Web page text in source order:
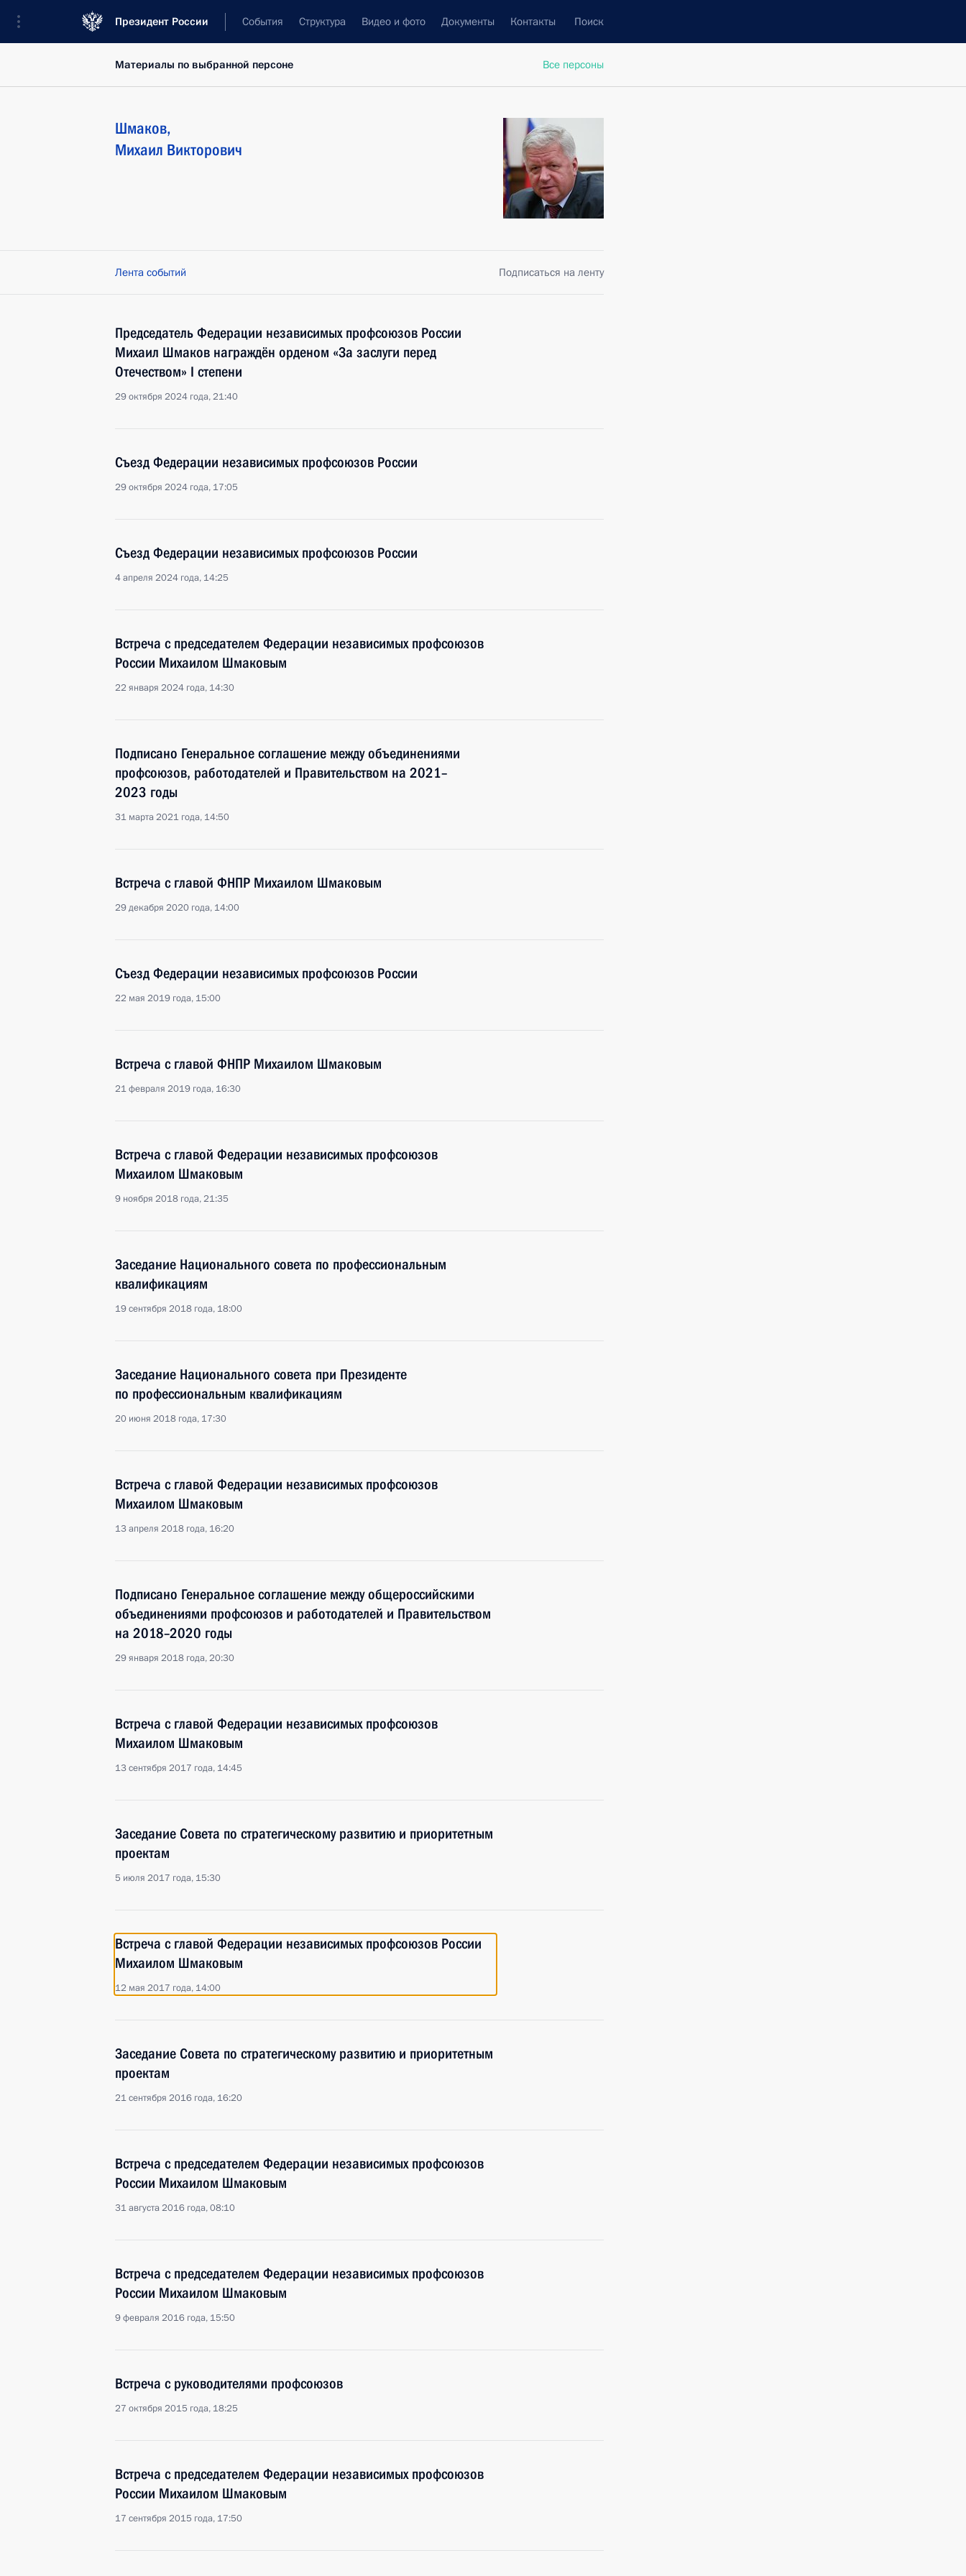
Президент России События Структура Видео и фото Документы Контакты Поиск
Все персоны
Материалы по выбранной персоне
Шмаков,
Михаил Викторович
Лента событий Подписаться на ленту
Председатель Федерации независимых профсоюзов России
Михаил Шмаков награждён орденом «За заслуги перед
Отечеством» I степени
29 октября 2024 года, 21:40
Съезд Федерации независимых профсоюзов России
29 октября 2024 года, 17:05
Съезд Федерации независимых профсоюзов России
4 апреля 2024 года, 14:25
Встреча с председателем Федерации независимых профсоюзов
России Михаилом Шмаковым
22 января 2024 года, 14:30
Подписано Генеральное соглашение между объединениями
профсоюзов, работодателей и Правительством на 2021–
2023 годы
31 марта 2021 года, 14:50
Встреча с главой ФНПР Михаилом Шмаковым
29 декабря 2020 года, 14:00
Съезд Федерации независимых профсоюзов России
22 мая 2019 года, 15:00
Встреча с главой ФНПР Михаилом Шмаковым
21 февраля 2019 года, 16:30
Встреча с главой Федерации независимых профсоюзов
Михаилом Шмаковым
9 ноября 2018 года, 21:35
Заседание Национального совета по профессиональным
квалификациям
19 сентября 2018 года, 18:00
Заседание Национального совета при Президенте
по профессиональным квалификациям
20 июня 2018 года, 17:30
Встреча с главой Федерации независимых профсоюзов
Михаилом Шмаковым
13 апреля 2018 года, 16:20
Подписано Генеральное соглашение между общероссийскими
объединениями профсоюзов и работодателей и Правительством
на 2018–2020 годы
29 января 2018 года, 20:30
Встреча с главой Федерации независимых профсоюзов
Михаилом Шмаковым
13 сентября 2017 года, 14:45
Заседание Совета по стратегическому развитию и приоритетным
проектам
5 июля 2017 года, 15:30
Встреча с главой Федерации независимых профсоюзов России
Михаилом Шмаковым
12 мая 2017 года, 14:00
Заседание Совета по стратегическому развитию и приоритетным
проектам
21 сентября 2016 года, 16:20
Встреча с председателем Федерации независимых профсоюзов
России Михаилом Шмаковым
31 августа 2016 года, 08:10
Встреча с председателем Федерации независимых профсоюзов
России Михаилом Шмаковым
9 февраля 2016 года, 15:50
Встреча с руководителями профсоюзов
27 октября 2015 года, 18:25
Встреча с председателем Федерации независимых профсоюзов
России Михаилом Шмаковым
17 сентября 2015 года, 17:50